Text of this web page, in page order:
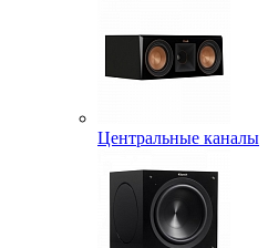
Центральные каналы